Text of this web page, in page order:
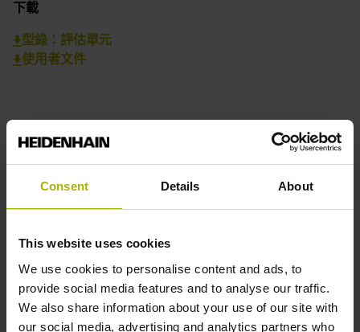
Consent Details About
This website uses cookies
We use cookies to personalise content and ads, to
provide social media features and to analyse our traffic.
We also share information about your use of our site with
our social media, advertising and analytics partners who
下載
型錄：評估單元
使用者文件
應用為本的設計理念